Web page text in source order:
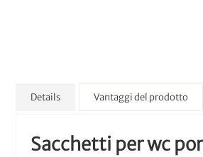
Details
Sacchetti per wc
Vantaggi del prodotto